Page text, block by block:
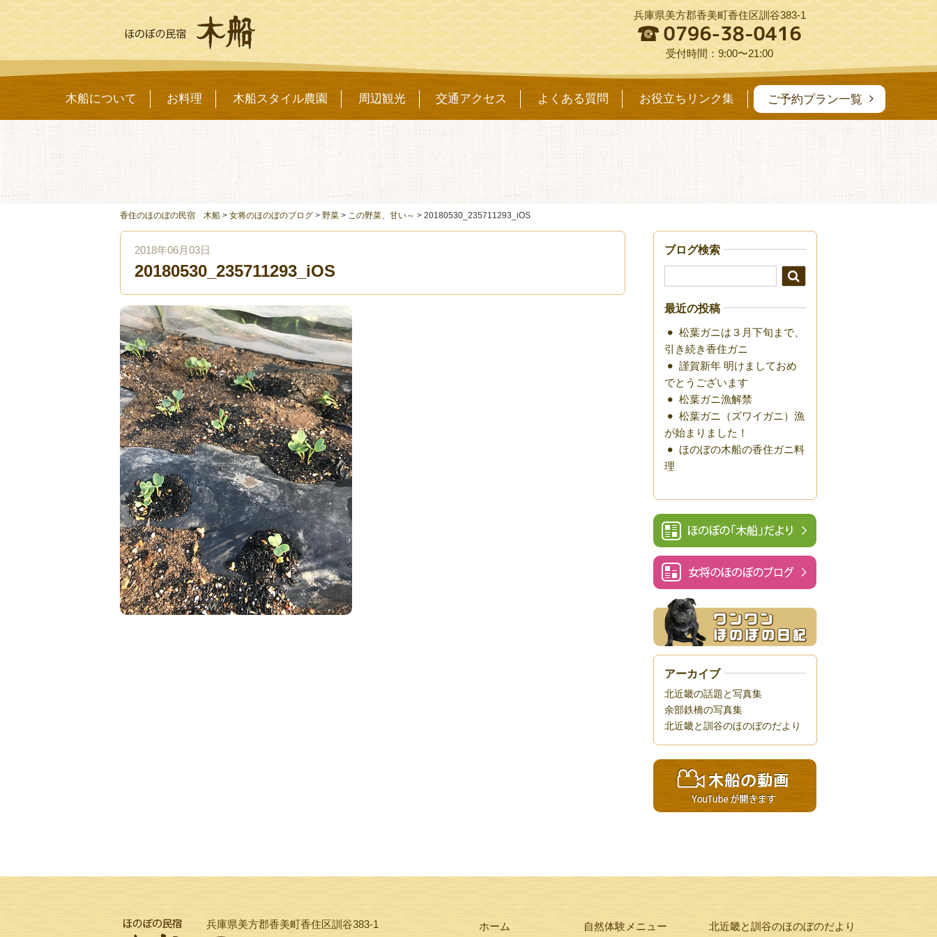
兵庫県美方郡香美町香住区訓谷383-1
受付時間：9:00〜21:00
木船について お料理 木船スタイル農園 周辺観光 交通アクセス よくある質問 お役立ちリンク集 ご予約プラン一覧
香住のほのぼの民宿 木船 > 女将のほのぼのブログ > 野菜 > この野菜、甘い～ > 20180530_235711293_iOS
2018年06月03日
20180530_235711293_iOS
ブログ検索
最近の投稿
松葉ガニは３月下旬まで、
引き続き香住ガニ
謹賀新年 明けましておめ
でとうございます
松葉ガニ漁解禁
松葉ガニ（ズワイガニ）漁
が始まりました！
ほのぼの木船の香住ガニ料
理
アーカイブ
北近畿の話題と写真集
余部鉄橋の写真集
北近畿と訓谷のほのぼのだより
兵庫県美方郡香美町香住区訓谷383-1 ホーム 自然体験メニュー 北近畿と訓谷のほのぼのだより